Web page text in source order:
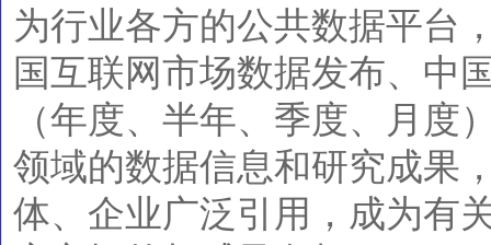
为行业各方的公共数据平台
国互联网市场数据发布、中
（年度、半年、季度、月度
领域的数据信息和研究成果
体、企业广泛引用，成为有